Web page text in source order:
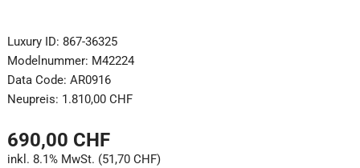
Luxury ID: 867-36325
Modelnummer: M42224
Data Code: AR0916
Neupreis: 1.810,00 CHF
690,00 CHF
inkl. 8.1% MwSt. (51,70 CHF)